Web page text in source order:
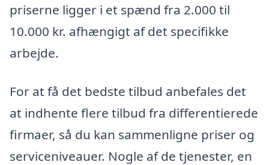
priserne ligger i et spænd fra 2.000 til
10.000 kr. afhængigt af det specifikke
arbejde.
For at få det bedste tilbud anbefales det
at indhente flere tilbud fra differentierede
firmaer, så du kan sammenligne priser og
serviceniveauer. Nogle af de tjenester, en